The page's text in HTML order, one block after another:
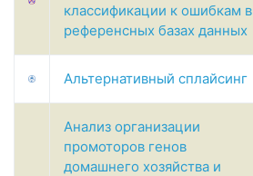
классификации к ошибкам в
референсных базах данных
Альтернативный сплайсинг
Анализ организации
промоторов генов
домашнего хозяйства и